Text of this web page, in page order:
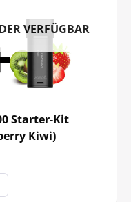
VERFÜGBAR
Starter-Kit
Kiwi)